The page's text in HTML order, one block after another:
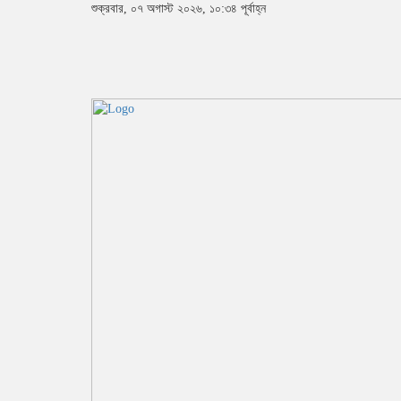
শুক্রবার, ০৭ অগাস্ট ২০২৬, ১০:৩৪ পূর্বাহ্ন